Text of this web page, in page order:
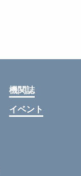
機関誌
イベント